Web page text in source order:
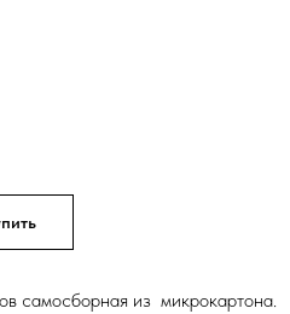
самосборная из микрокартона.